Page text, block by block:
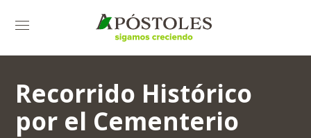
Recorrido Histórico
por el Cementerio